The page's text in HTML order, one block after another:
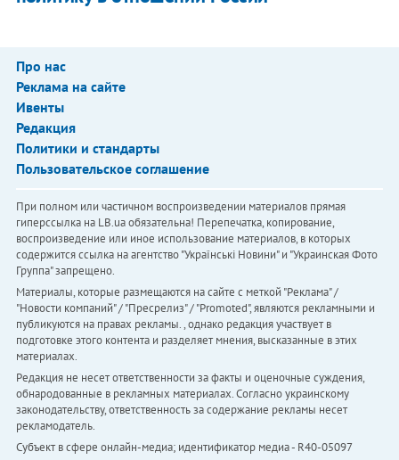
Про нас
Реклама на сайте
Ивенты
Редакция
Политики и стандарты
Пользовательское соглашение
При полном или частичном воспроизведении материалов прямая
гиперссылка на LB.ua обязательна! Перепечатка, копирование,
воспроизведение или иное использование материалов, в которых
содержится ссылка на агентство "Українськi Новини" и "Украинская Фото
Группа" запрещено.
Материалы, которые размещаются на сайте с меткой "Реклама" /
"Новости компаний" / "Пресрелиз" / "Promoted", являются рекламными и
публикуются на правах рекламы. , однако редакция участвует в
подготовке этого контента и разделяет мнения, высказанные в этих
материалах.
Редакция не несет ответственности за факты и оценочные суждения,
обнародованные в рекламных материалах. Согласно украинскому
законодательству, ответственность за содержание рекламы несет
рекламодатель.
Субъект в сфере онлайн-медиа; идентификатор медиа - R40-05097